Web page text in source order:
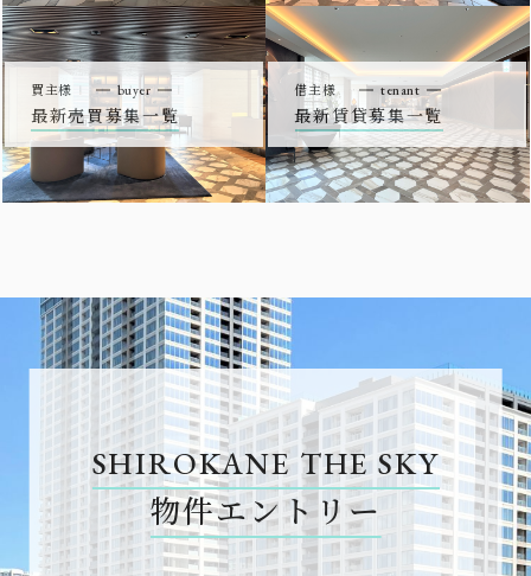
買主様 buyer
最新売買募集一覧
借主様 tenant
最新賃貸募集一覧
SHIROKANE THE SKY
物件エントリー